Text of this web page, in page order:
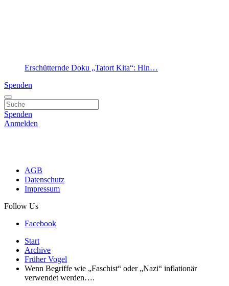
Erschütternde Doku „Tatort Kita“: Hin…
Spenden
Spenden
Anmelden
AGB
Datenschutz
Impressum
Follow Us
Facebook
Start
Archive
Früher Vogel
Wenn Begriffe wie „Faschist“ oder „Nazi“ inflationär
verwendet werden….